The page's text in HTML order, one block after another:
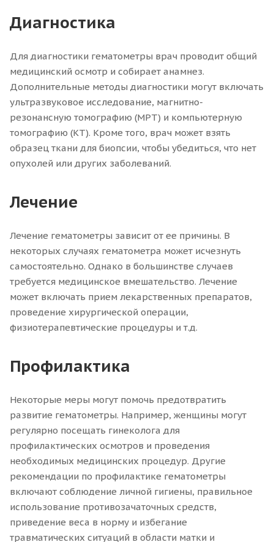
Диагностика
Для диагностики гематометры врач проводит общий
медицинский осмотр и собирает анамнез.
Дополнительные методы диагностики могут включать
ультразвуковое исследование, магнитно-
резонансную томографию (МРТ) и компьютерную
томографию (КТ). Кроме того, врач может взять
образец ткани для биопсии, чтобы убедиться, что нет
опухолей или других заболеваний.
Лечение
Лечение гематометры зависит от ее причины. В
некоторых случаях гематометра может исчезнуть
самостоятельно. Однако в большинстве случаев
требуется медицинское вмешательство. Лечение
может включать прием лекарственных препаратов,
проведение хирургической операции,
физиотерапевтические процедуры и т.д.
Профилактика
Некоторые меры могут помочь предотвратить
развитие гематометры. Например, женщины могут
регулярно посещать гинеколога для
профилактических осмотров и проведения
необходимых медицинских процедур. Другие
рекомендации по профилактике гематометры
включают соблюдение личной гигиены, правильное
использование противозачаточных средств,
приведение веса в норму и избегание
травматических ситуаций в области матки и